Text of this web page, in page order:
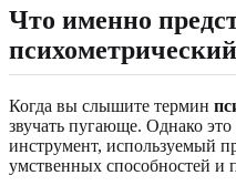
Что именно
Когда вы слышите термин
звучать пугающе. Однако
инструмент, используемый
умственных способностей и